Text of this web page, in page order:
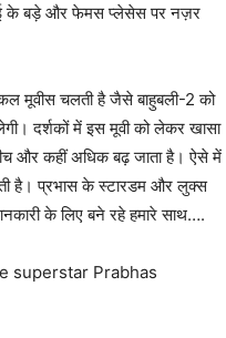
के बड़े और फेमस प्लेसेस पर नज़र
मूवीस चलती है जैसे बाहुबली-2 को
दर्शकों में इस मूवी को लेकर खासा
और कहीं अधिक बढ़ जाता है। ऐसे में
है। प्रभास के स्टारडम और लुक्स
के लिए बने रहे हमारे साथ….